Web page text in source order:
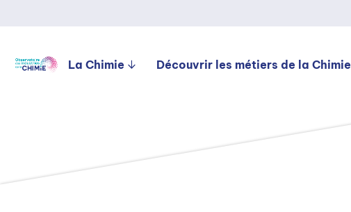
La Chimie Découvrir les métiers de la Chimie